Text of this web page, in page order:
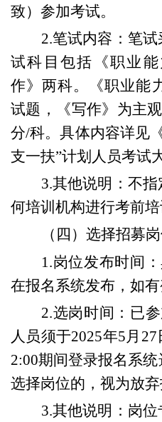
致）参加考试。
2.笔试内容： 笔试
试科目包括《职业
作》两科。《职业能
试题，《写作》为主
分/科。具体内容详见
支一扶”计划人员考试
3.其他说明： 不指
何培训机构进行考前培
（四）选择招募
1.岗位发布时间
在报名系统发布，如有
2.选岗时间：已
人员须于2025年5月 27
2:00期间登录报名系统
选择岗位的，视为放
3.其他说明： 岗位